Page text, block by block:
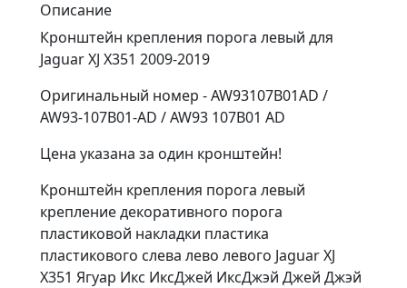
Описание
Кронштейн крепления порога левый для
Jaguar XJ X351 2009-2019
Оригинальный номер - AW93107B01AD /
AW93-107B01-AD / AW93 107B01 AD
Цена указана за один кронштейн!
Кронштейн крепления порога левый
крепление декоративного порога
пластиковой накладки пластика
пластикового слева лево левого Jaguar XJ
X351 Ягуар Икс ИксДжей ИксДжэй Джей Джэй